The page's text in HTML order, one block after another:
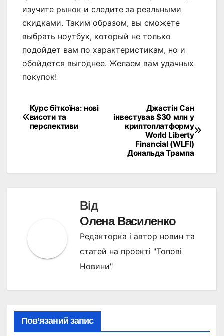
изучите рынок и следите за реальными
скидками. Таким образом, вы сможете
выбрать ноутбук, который не только
подойдет вам по характеристикам, но и
обойдется выгоднее. Желаем вам удачных
покупок!
Навігація
записів
Джастін Сан
інвестував $30 млн у
криптоплатформу
World Liberty
Financial (WLFI)
Дональда Трампа
Курс біткоїна: нові
висоти та
перспективи
Від
Олена Василенко
Редакторка і автор новин та
статей на проекті "Топові
Новини"
Пов’язаний запис